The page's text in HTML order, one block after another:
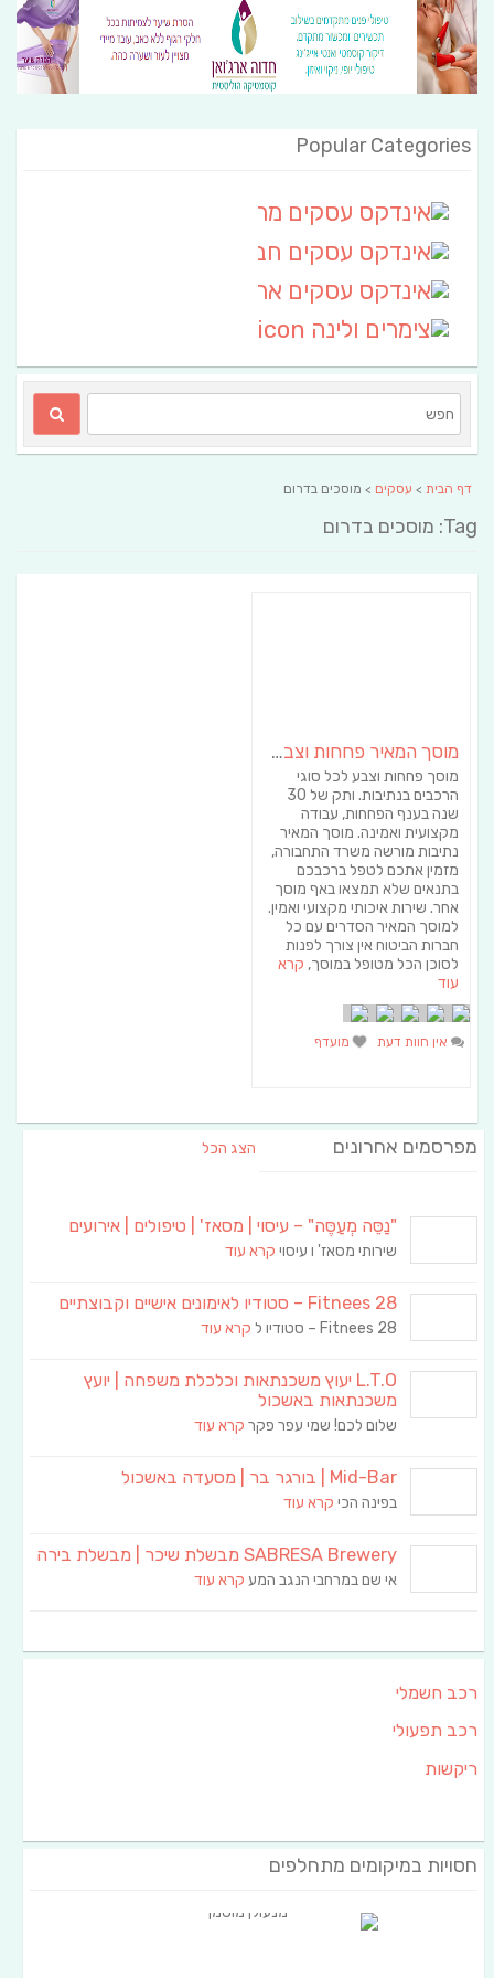
Popular Categories
דף הבית > עסקים > מוסכים בדרום
Tag: מוסכים בדרום
מוסך המאיר פחחות וצבע לרכב
מוסך פחחות וצבע לכל סוגי
הרכבים בנתיבות. ותק של 30
שנה בענף הפחחות, עבודה
מקצועית ואמינה. מוסך המאיר
נתיבות מורשה משרד התחבורה,
מזמין אתכם לטפל ברכבכם
בתנאים שלא תמצאו באף מוסך
אחר. שירות איכותי מקצועי ואמין.
למוסך המאיר הסדרים עם כל
חברות הביטוח אין צורך לפנות
לסוכן הכל מטופל במוסך, קרא
עוד
אין חוות דעת מועדף
מפרסמים אחרונים הצג הכל
"נַסֵּה מְעַסֶּה" – עיסוי | מסאז' | טיפולים | אירועים
שירותי מסאז' ו עיסוי קרא עוד
Fitnees 28 – סטודיו לאימונים אישיים וקבוצתיים
Fitnees 28 – סטודיו ל קרא עוד
L.T.O יעוץ משכנתאות וכלכלת משפחה | יועץ
משכנתאות באשכול
שלום לכם! שמי עפר פקר קרא עוד
Mid-Bar | בורגר בר | מסעדה באשכול
בפינה הכי קרא עוד
SABRESA Brewery מבשלת שיכר | מבשלת בירה
אי שם במרחבי הנגב המע קרא עוד
רכב חשמלי
רכב תפעולי
ריקשות
חסויות במיקומים מתחלפים